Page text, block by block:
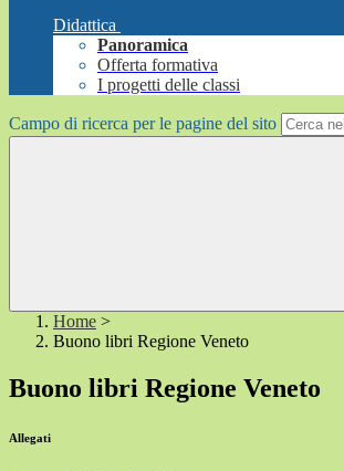
Didattica
Panoramica
Offerta formativa
I progetti delle classi
Campo di ricerca per le pagine del sito
Home >
Buono libri Regione Veneto
Buono libri Regione Veneto
Allegati